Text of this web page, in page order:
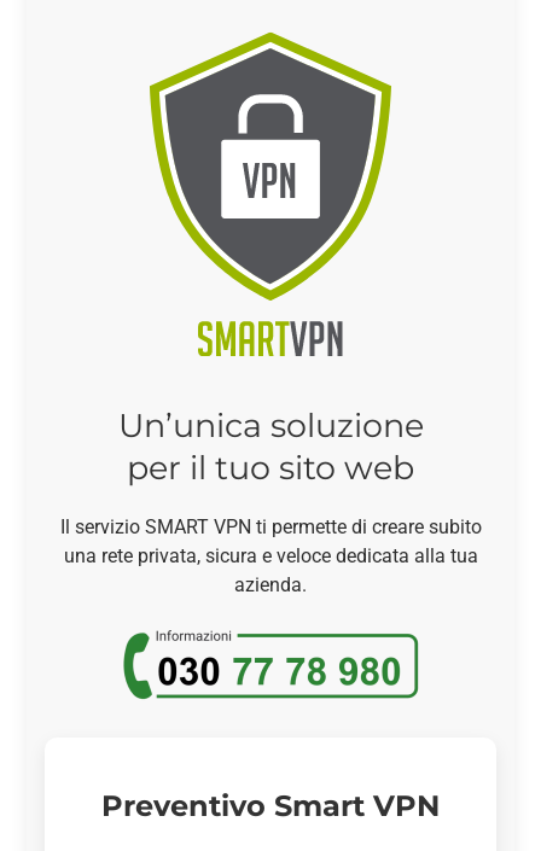
Un’unica soluzione
per il tuo sito web
Il servizio SMART VPN ti permette di creare subito
una rete privata, sicura e veloce dedicata alla tua
azienda.
Preventivo Smart VPN